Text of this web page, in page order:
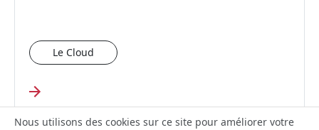
Le Cloud
Nous utilisons des cookies sur ce site pour améliorer votre